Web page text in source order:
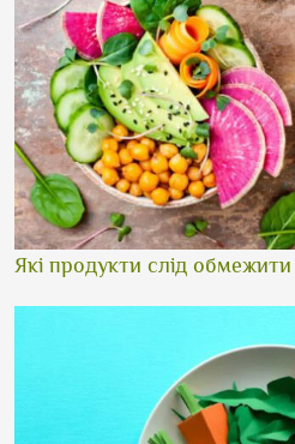
Які продукти слід обмежити